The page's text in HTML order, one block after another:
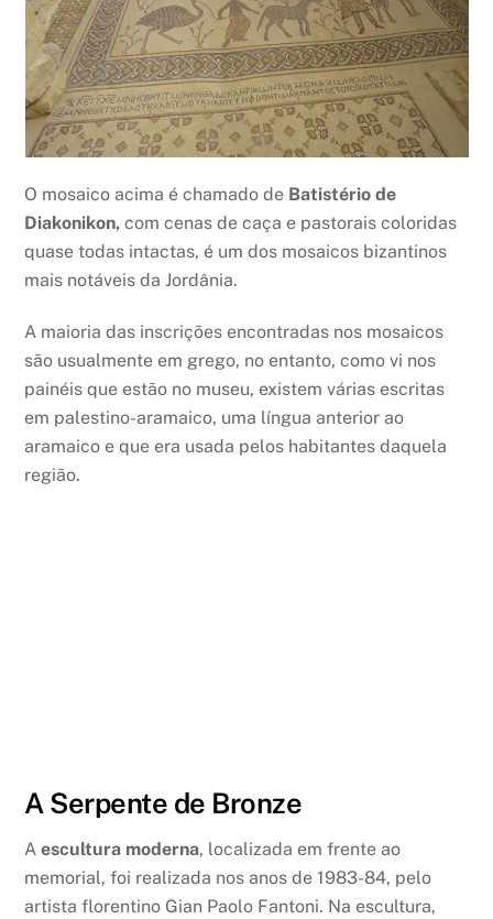
O mosaico acima é chamado de Batistério de
Diakonikon, com cenas de caça e pastorais coloridas
quase todas intactas, é um dos mosaicos bizantinos
mais notáveis da Jordânia.
A maioria das inscrições encontradas nos mosaicos
são usualmente em grego, no entanto, como vi nos
painéis que estão no museu, existem várias escritas
em palestino-aramaico, uma língua anterior ao
aramaico e que era usada pelos habitantes daquela
região.
A Serpente de Bronze
A escultura moderna, localizada em frente ao
memorial, foi realizada nos anos de 1983-84, pelo
artista florentino Gian Paolo Fantoni. Na escultura,